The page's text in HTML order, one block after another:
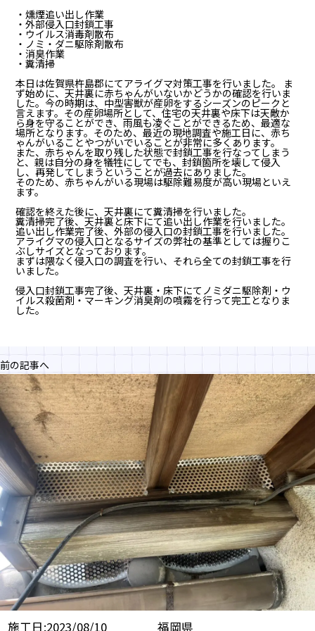
・燻煙追い出し作業
・外部侵入口封鎖工事
・ウイルス消毒剤散布
・ノミ・ダニ駆除剤散布
・消臭作業
・糞清掃
本日は佐賀県杵島郡にてアライグマ対策工事を行いました。 ま
ず始めに、天井裏に赤ちゃんがいないかどうかの確認を行いま
した。今の時期は、中型害獣が産卵をするシーズンのピークと
言えます。その産卵場所として、住宅の天井裏や床下は天敵か
ら身を守ることができ、雨風も凌ぐことができるため、最適な
場所となります。そのため、最近の現地調査や施工日に、赤ち
ゃんがいることやつがいでいることが非常に多くあります。
また、赤ちゃんを取り残した状態で封鎖工事を行なってしまう
と、親は自分の身を犠牲にしてでも、封鎖箇所を壊して侵入
し、再発してしまうということが過去にありました。
そのため、赤ちゃんがいる現場は駆除難易度が高い現場といえ
ます。
確認を終えた後に、天井裏にて糞清掃を行いました。
糞清掃完了後、天井裏と床下にて追い出し作業を行いました。
追い出し作業完了後、外部の侵入口の封鎖工事を行いました。
アライグマの侵入口となるサイズの弊社の基準としては握りこ
ぶしサイズとなっております。
まずは隈なく侵入口の調査を行い、それら全ての封鎖工事を行
いました。
侵入口封鎖工事完了後、天井裏・床下にてノミダニ駆除剤・ウ
イルス殺菌剤・マーキング消臭剤の噴霧を行って完工となりま
した。
前の記事へ
施工日:2023/08/10 福岡県